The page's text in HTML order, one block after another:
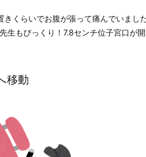
きくらいでお腹が張って痛んでいました
生もびっくり！7.8センチ位子宮口が
移動